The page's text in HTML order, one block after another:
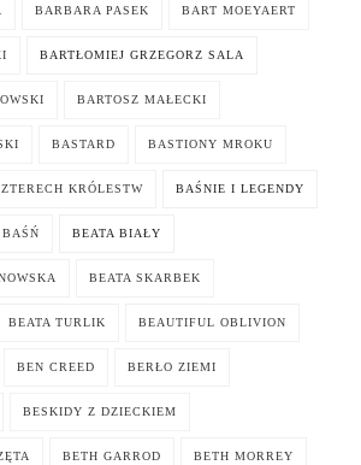
BARBARA PASEK BART MOEYAERT
BARTŁOMIEJ GRZEGORZ SALA
BARTOSZ MAŁECKI
BASTARD BASTIONY MROKU
KRÓLESTW BAŚNIE I LEGENDY
BAŚŃ BEATA BIAŁY
BEATA SKARBEK
BEATA TURLIK BEAUTIFUL OBLIVION
BEN CREED BERŁO ZIEMI
BESKIDY Z DZIECKIEM
BETH GARROD BETH MORREY